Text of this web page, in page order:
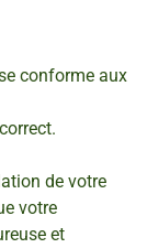
conforme aux
de votre
votre
et